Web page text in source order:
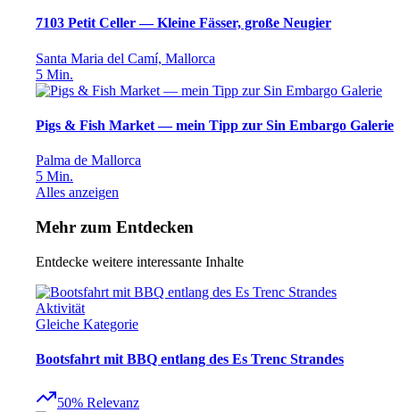
7103 Petit Celler — Kleine Fässer, große Neugier
Santa Maria del Camí, Mallorca
5 Min.
Pigs & Fish Market — mein Tipp zur Sin Embargo Galerie
Palma de Mallorca
5 Min.
Alles anzeigen
Mehr zum Entdecken
Entdecke weitere interessante Inhalte
Aktivität
Gleiche Kategorie
Bootsfahrt mit BBQ entlang des Es Trenc Strandes
50% Relevanz